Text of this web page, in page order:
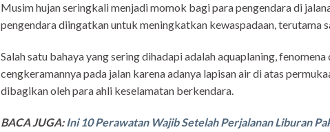
Musim hujan seringkali menjadi momok bagi para pengendara di
pengendara diingatkan untuk meningkatkan kewaspadaan, terutama
Salah satu bahaya yang sering dihadapi adalah aquaplaning,
cengkeramannya pada jalan karena adanya lapisan air di atas
dibagikan oleh para ahli keselamatan berkendara.
BACA JUGA:Ini 10 Perawatan Wajib Setelah Perjalanan Liburan